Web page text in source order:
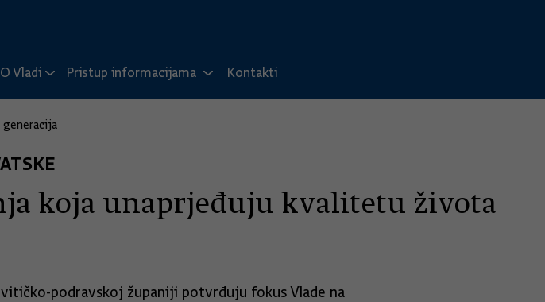
O Vladi Pristup informacijama Kontakti
koja unaprjeđuju kvalitetu života
podravskoj županiji potvrđuju fokus Vlade na